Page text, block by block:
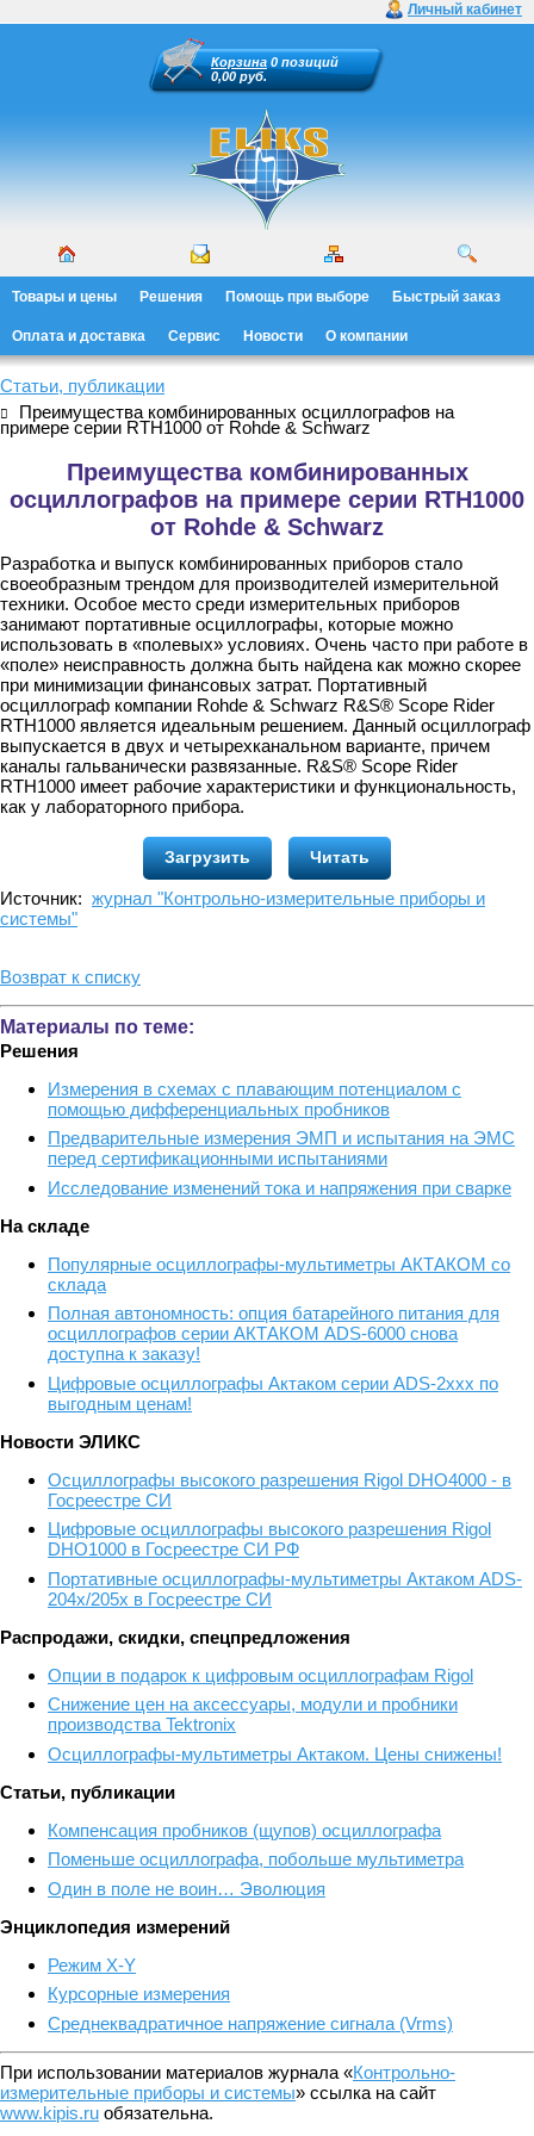
Личный кабинет
Корзина 0 позиций
0,00 руб.
Товары и цены Решения Помощь при выборе Быстрый заказ
Оплата и доставка Сервис Новости О компании
Статьи, публикации
Преимущества комбинированных осциллографов на
примере серии RTH1000 от Rohde & Schwarz
Преимущества комбинированных
осциллографов на примере серии RTH1000
от Rohde & Schwarz
Разработка и выпуск комбинированных приборов стало
своеобразным трендом для производителей измерительной
техники. Особое место среди измерительных приборов
занимают портативные осциллографы, которые можно
использовать в «полевых» условиях. Очень часто при работе в
«поле» неисправность должна быть найдена как можно скорее
при минимизации финансовых затрат. Портативный
осциллограф компании Rohde & Schwarz R&S® Scope Rider
RTH1000 является идеальным решением. Данный осциллограф
выпускается в двух и четырехканальном варианте, причем
каналы гальванически развязанные. R&S® Scope Rider
RTH1000 имеет рабочие характеристики и функциональность,
как у лабораторного прибора.
Загрузить Читать
Источник: журнал "Контрольно-измерительные приборы и
системы"
Возврат к списку
Материалы по теме:
Решения
Измерения в схемах с плавающим потенциалом с
помощью дифференциальных пробников
Предварительные измерения ЭМП и испытания на ЭМС
перед сертификационными испытаниями
Исследование изменений тока и напряжения при сварке
На складе
Популярные осциллографы-мультиметры АКТАКОМ со
склада
Полная автономность: опция батарейного питания для
осциллографов серии АКТАКОМ ADS-6000 снова
доступна к заказу!
Цифровые осциллографы Актаком серии ADS-2xxx по
выгодным ценам!
Новости ЭЛИКС
Осциллографы высокого разрешения Rigol DHO4000 - в
Госреестре СИ
Цифровые осциллографы высокого разрешения Rigol
DHO1000 в Госреестре СИ РФ
Портативные осциллографы-мультиметры Актаком ADS-
204x/205x в Госреестре СИ
Распродажи, скидки, спецпредложения
Опции в подарок к цифровым осциллографам Rigol
Снижение цен на аксессуары, модули и пробники
производства Tektronix
Осциллографы-мультиметры Актаком. Цены снижены!
Статьи, публикации
Компенсация пробников (щупов) осциллографа
Поменьше осциллографа, побольше мультиметра
Один в поле не воин… Эволюция
Энциклопедия измерений
Режим X-Y
Курсорные измерения
Среднеквадратичное напряжение сигнала (Vrms)
При использовании материалов журнала «Контрольно-
измерительные приборы и системы» ссылка на сайт
www.kipis.ru обязательна.